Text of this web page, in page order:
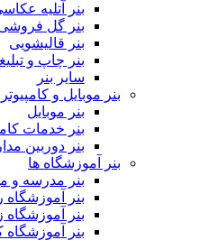
بنر آتلیه
بنر گل
بنر قالیشویی
بنر چاپ و
سایر بنر
بنر موبایل و کامپیوتر
بنر موبایل
بنر خدمات
بنر دوربین
بنر آموزشگاه ها
بنر مدرسه و
بنر آموزشگاه
بنر آموزشگاه
بنر آموزشگاه